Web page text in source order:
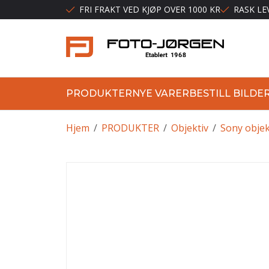
FRI FRAKT VED KJØP OVER 1000 KR RASK
PRODUKTERNYE VARERBESTILL
/
Hjem /
PRODUKTER /
Objektiv Sony